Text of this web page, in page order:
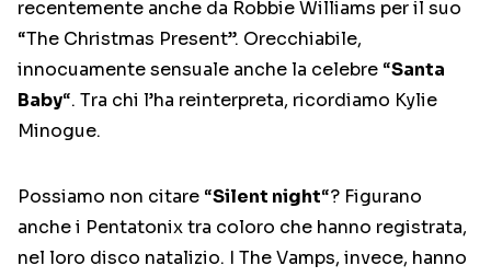
recentemente anche da Robbie Williams per il suo
“The Christmas Present”. Orecchiabile,
innocuamente sensuale anche la celebre “Santa
Baby“. Tra chi l’ha reinterpreta, ricordiamo Kylie
Minogue.
Possiamo non citare “Silent night“? Figurano
anche i Pentatonix tra coloro che hanno registrata,
nel loro disco natalizio. I The Vamps, invece, hanno